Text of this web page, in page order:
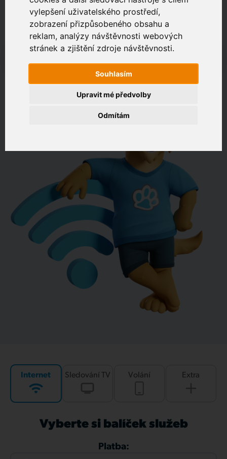
vylepšení uživatelského prostředí,
zobrazení přizpůsobeného obsahu a
reklam, analýzy návštěvnosti webových
stránek a zjištění zdroje návštěvnosti.
Souhlasím
Odmítám
Upravit mé předvolby
Zákaznický portál
Jak rychlé je připojení na vaší adrese?
Internet Sledování TV Volání Extra
Vyberte si balíček služeb
Platba: